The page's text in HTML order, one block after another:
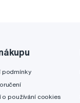
podmínky
o používání cookies